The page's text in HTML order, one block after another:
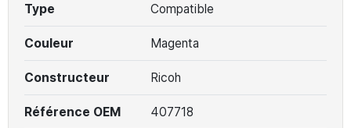
Type Compatible
Couleur Magenta
Constructeur Ricoh
Référence OEM 407718